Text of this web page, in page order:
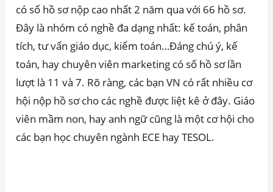
có số hồ sơ nộp cao nhất 2 năm qua với 66 hồ sơ.
Đây là nhóm có nghề đa dạng nhất: kế toán, phân
tích, tư vấn giáo dục, kiểm toán…Đáng chú ý, kế
toán, hay chuyên viên marketing có số hồ sơ lần
lượt là 11 và 7. Rõ ràng, các bạn VN có rất nhiều cơ
hội nộp hồ sơ cho các nghề được liệt kê ở đây. Giáo
viên mầm non, hay anh ngữ cũng là một cơ hội cho
các bạn học chuyên ngành ECE hay TESOL.